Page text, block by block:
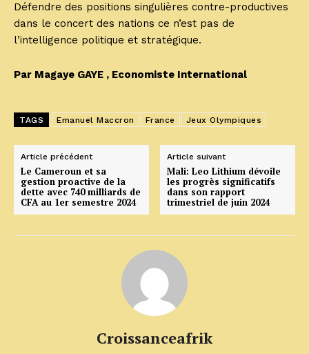
Défendre des positions singulières contre-productives
dans le concert des nations ce n’est pas de
l’intelligence politique et stratégique.
Par Magaye GAYE , Economiste International
TAGS Emanuel Maccron France Jeux Olympiques
Article précédent
Le Cameroun et sa
gestion proactive de la
dette avec 740 milliards de
CFA au 1er semestre 2024
Article suivant
Mali: Leo Lithium dévoile
les progrès significatifs
dans son rapport
trimestriel de juin 2024
Croissanceafrik